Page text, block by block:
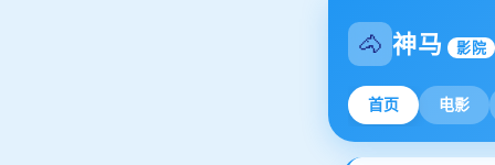
🐴 神马 影院
首页 电影